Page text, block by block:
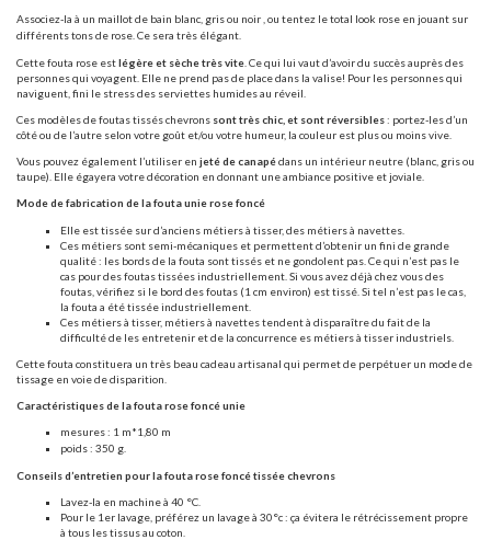
Associez-la à un maillot de bain blanc, gris ou noir , ou tentez le total look rose en jouant sur
différents tons de rose. Ce sera très élégant.
Cette fouta rose estlégère et sèche très vite. Ce qui lui vaut d’avoir du succès auprès des
personnes qui voyagent. Elle ne prend pas de place dans la valise! Pour les personnes qui
naviguent, fini le stress des serviettes humides au réveil.
Ces modèles de foutas tissés chevrons sont très chic, et sont réversibles: portez-les d’un
côté ou de l’autre selon votre goût et/ou votre humeur, la couleur est plus ou moins vive.
Vous pouvez également l’utiliser en jeté de canapédans un intérieur neutre (blanc, gris ou
taupe). Elle égayera votre décoration en donnant une ambiance positive et joviale.
Mode de fabrication de la fouta unie rose foncé
Elle est tissée sur d’anciens métiers à tisser, des métiers à navettes.
Ces métiers sont semi-mécaniques et permettent d’obtenir un fini de grande
qualité : les bords de la fouta sont tissés et ne gondolent pas. Ce qui n’est pas le
cas pour des foutas tissées industriellement. Si vous avez déjà chez vous des
foutas, vérifiez si le bord des foutas (1 cm environ) est tissé. Si tel n’est pas le cas,
la fouta a été tissée industriellement.
Ces métiers à tisser, métiers à navettes tendent à disparaître du fait de la
difficulté de les entretenir et de la concurrence es métiers à tisser industriels.
Cette fouta constituera un très beau cadeau artisanal qui permet de perpétuer un mode de
tissage en voie de disparition.
Caractéristiques de la fouta rose foncé unie
mesures : 1 m*1,80 m
poids : 350 g.
Conseils d’entretien pour la fouta rose foncé tissée chevrons
Lavez-la en machine à 40 °C.
Pour le 1er lavage, préférez un lavage à 30°c : ça évitera le rétrécissement propre
à tous les tissus au coton.